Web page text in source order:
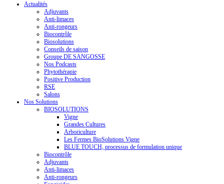
Actualités
Adjuvants
Anti-limaces
Anti-rongeurs
Biocontrôle
Biosolutions
Conseils de saison
Groupe DE SANGOSSE
Nos Podcasts
Phytothérapie
Positive Production
RSE
Salons
Nos Solutions
BIOSOLUTIONS
Vigne
Grandes Cultures
Arboriculture
Les Fermes BioSolutions Vigne
BLUE TOUCH, processus de formulation unique
Biocontrôle
Adjuvants
Anti-limaces
Anti-rongeurs